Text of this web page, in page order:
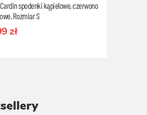
spodenki kąpielowe, czerwono
Rozmiar S
zł